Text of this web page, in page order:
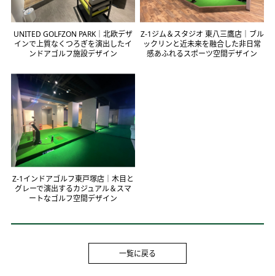
UNITED GOLFZON PARK｜北欧デザ
インで上質なくつろぎを演出したイ
ンドアゴルフ施設デザイン
Z-1ジム＆スタジオ 東八三鷹店｜ブル
ックリンと近未来を融合した非日常
感あふれるスポーツ空間デザイン
Z-1インドアゴルフ東戸塚店｜木目と
グレーで演出するカジュアル＆スマ
ートなゴルフ空間デザイン
一覧に戻る